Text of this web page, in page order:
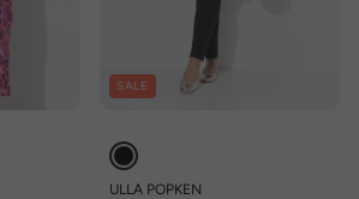
SALE
ULLA POPKEN